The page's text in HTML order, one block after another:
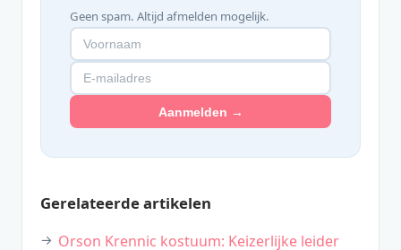
Geen spam. Altijd afmelden mogelijk.
Aanmelden →
Gerelateerde artikelen
Orson Krennic kostuum: Keizerlijke leider